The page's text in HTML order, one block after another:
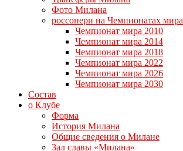
Фото Милана
россонери на Чемпионатах мира
Чемпионат мира 2010
Чемпионат мира 2014
Чемпионат мира 2018
Чемпионат мира 2022
Чемпионат мира 2026
Чемпионат мира 2030
Состав
о Клубе
Форма
История Милана
Общие сведения о Милане
Зал славы «Милана»